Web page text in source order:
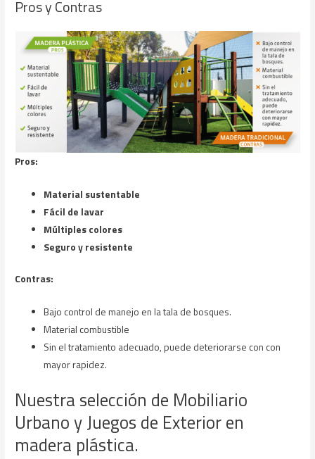
Pros y Contras
Pros:
Material sustentable
Fácil de lavar
Múltiples colores
Seguro y resistente
Contras:
Bajo control de manejo en la tala de bosques.
Material combustible
Sin el tratamiento adecuado, puede deteriorarse con con
mayor rapidez.
Nuestra selección de Mobiliario
Urbano y Juegos de Exterior en
madera plástica.